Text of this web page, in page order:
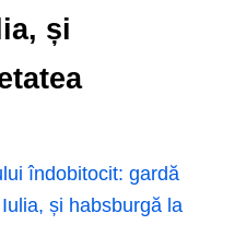
și
îndobitocit: gardă
și habsburgă la